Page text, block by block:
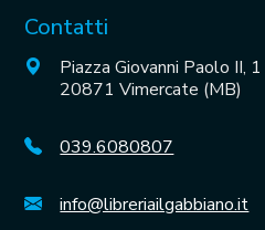
Contatti
Piazza Giovanni Paolo II, 1
20871 Vimercate (MB)
039.6080807
info@libreriailgabbiano.it